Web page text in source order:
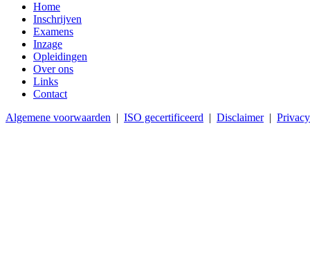
Home
Inschrijven
Examens
Inzage
Opleidingen
Over ons
Links
Contact
Algemene voorwaarden | ISO gecertificeerd | Disclaimer|